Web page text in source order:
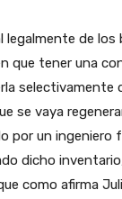
legalmente de los
que tener una
se vaya
por un ingeniero
dicho
como afirma